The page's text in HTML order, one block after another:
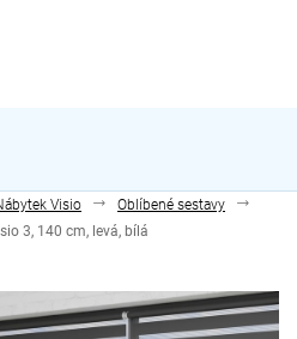
Visio
Oblíbené sestavy
3, 140 cm, levá, bílá